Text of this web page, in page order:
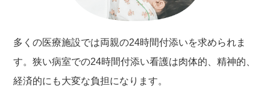
多くの医療施設では両親の24時間付添いを求められま
す。狭い病室での24時間付添い看護は肉体的、精神的、
経済的にも大変な負担になります。